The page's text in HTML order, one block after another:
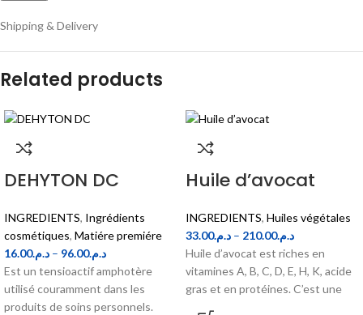
Shipping & Delivery
Related products
DEHYTON DC
INGREDIENTS, Ingrédients
cosmétiques, Matiére premiére
د.م.16.00 – د.م.96.00
Est un tensioactif amphotère
utilisé couramment dans les
produits de soins personnels.
Huile d’avocat
INGREDIENTS, Huiles végétales
د.م.33.00 – د.م.210.00
Huile d’avocat est riches en
vitamines A, B, C, D, E, H, K, acide
gras et en protéines. C’est une